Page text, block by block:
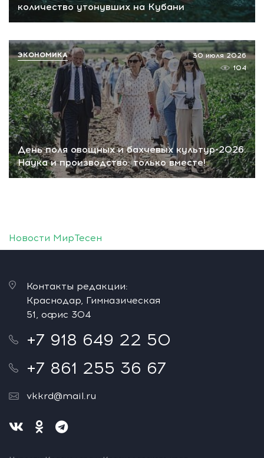
количество утонувших на Кубани
День поля овощных и бахчевых культур-2026.
Наука и производство: только вместе!
30 июля 2026
104
ЭКОНОМИКА
Новости МирТесен
Контакты редакции:
Краснодар, Гимназическая
51, офис 304
+7 918 649 22 50
+7 861 255 36 67
vkkrd@mail.ru